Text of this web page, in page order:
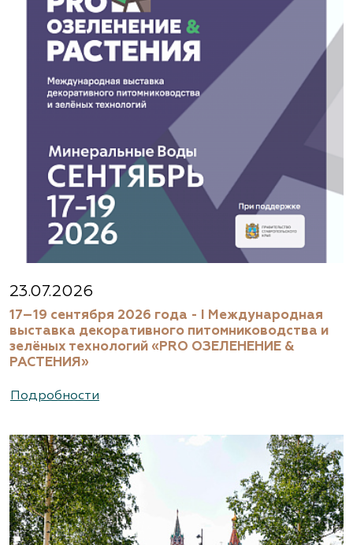
23.07.2026
17–19 сентября 2026 года - I Международная
выставка декоративного питомниководства и
зелёных технологий «PRO ОЗЕЛЕНЕНИЕ &
РАСТЕНИЯ»
Подробности